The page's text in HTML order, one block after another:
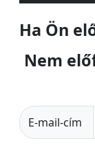
Ha Ön
Nem
E-mail-cím